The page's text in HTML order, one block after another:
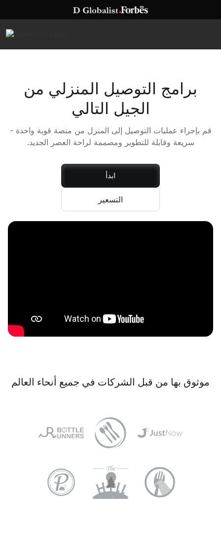
برامج التوصيل المنزلي من
الجيل التالي
قم بإجراء عمليات التوصيل إلى المنزل من منصة قوية واحدة -
سريعة وقابلة للتطوير ومصممة لراحة العصر الجديد.
ابدأ
التسعير
موثوق بها من قبل الشركات في جميع أنحاء العالم